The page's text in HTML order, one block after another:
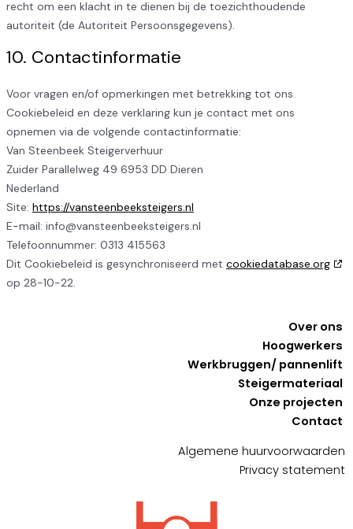
recht om een klacht in te dienen bij de toezichthoudende
autoriteit (de Autoriteit Persoonsgegevens).
10. Contactinformatie
Voor vragen en/of opmerkingen met betrekking tot ons
Cookiebeleid en deze verklaring kun je contact met ons
opnemen via de volgende contactinformatie:
Van Steenbeek Steigerverhuur
Zuider Parallelweg 49 6953 DD Dieren
Nederland
Site: https://vansteenbeeksteigers.nl
E-mail: info@vansteenbeeksteigers.nl
Telefoonnummer: 0313 415563
Dit Cookiebeleid is gesynchroniseerd met cookiedatabase.org
op 28-10-22.
Over ons
Hoogwerkers
Werkbruggen/ pannenlift
Steigermateriaal
Onze projecten
Contact
Algemene huurvoorwaarden
Privacy statement